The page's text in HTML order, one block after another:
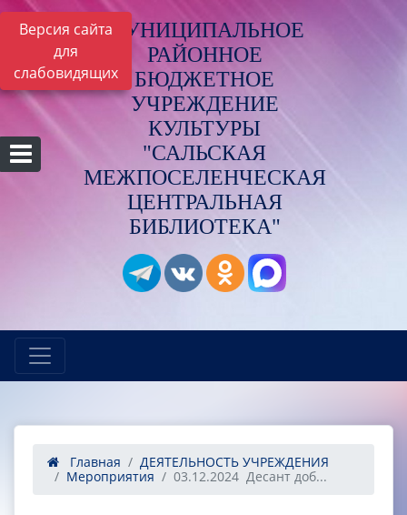
Версия сайта
для
слабовидящих
МУНИЦИПАЛЬНОЕ
РАЙОННОЕ
БЮДЖЕТНОЕ
УЧРЕЖДЕНИЕ
КУЛЬТУРЫ
"САЛЬСКАЯ
МЕЖПОСЕЛЕНЧЕСКАЯ
ЦЕНТРАЛЬНАЯ
БИБЛИОТЕКА"
Главная
ДЕЯТЕЛЬНОСТЬ УЧРЕЖДЕНИЯ
Мероприятия
03.12.2024 Десант доб...